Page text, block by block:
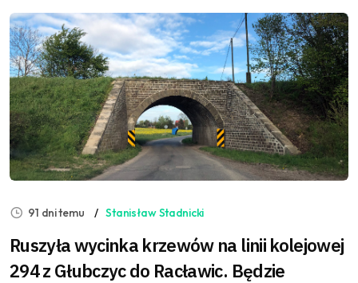
91 dni temu Stanisław Stadnicki
Ruszyła wycinka krzewów na linii kolejowej
294 z Głubczyc do Racławic. Będzie